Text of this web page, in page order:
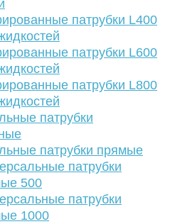
патрубки L400
патрубки L600
патрубки L800
патрубки
патрубки прямые
патрубки
500
патрубки
1000